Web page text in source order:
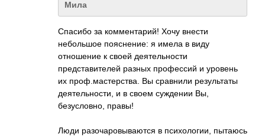
Мила
Спасибо за комментарий! Хочу внести
небольшое пояснение: я имела в виду
отношение к своей деятельности
представителей разных профессий и уровень
их проф.мастерства. Вы сравнили результаты
деятельности, и в своем суждении Вы,
безусловно, правы!
Люди разочаровываются в психологии, пытаюсь